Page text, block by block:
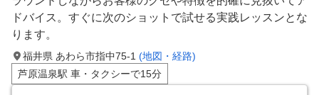
ドバイス。すぐに次のショットで試せる実践レッスンとな
ります。
福井県 あわら市指中75-1 (地図・経路)
芦原温泉駅 車・タクシーで15分